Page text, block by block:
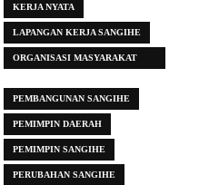
KERJA NYATA
LAPANGAN KERJA SANGIHE
ORGANISASI MASYARAKAT
PEMBANGUNAN SANGIHE
PEMIMPIN DAERAH
PEMIMPIN SANGIHE
PERUBAHAN SANGIHE